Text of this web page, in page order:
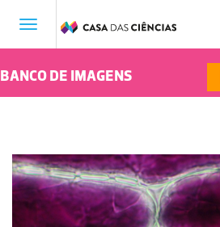
Toggle
BANCO DE IMAGENS